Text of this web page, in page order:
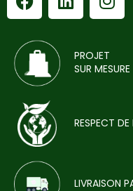
PROJET
SUR MESURE
RESPECT DE
LIVRAISON